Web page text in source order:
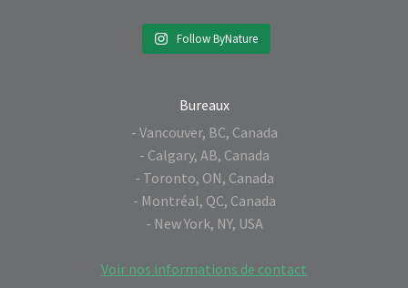
Follow ByNature
Bureaux
- Vancouver, BC, Canada
- Calgary, AB, Canada
- Toronto, ON, Canada
- Montréal, QC, Canada
- New York, NY, USA
Voir nos informations de contact